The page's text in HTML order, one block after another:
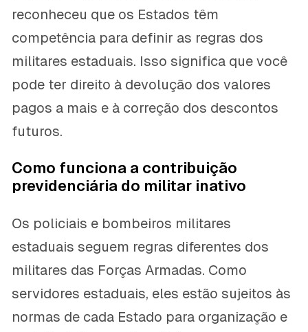
reconheceu que os Estados têm
competência para definir as regras dos
militares estaduais. Isso significa que você
pode ter direito à devolução dos valores
pagos a mais e à correção dos descontos
futuros.
Como funciona a contribuição
previdenciária do militar inativo
Os policiais e bombeiros militares
estaduais seguem regras diferentes dos
militares das Forças Armadas. Como
servidores estaduais, eles estão sujeitos às
normas de cada Estado para organização e